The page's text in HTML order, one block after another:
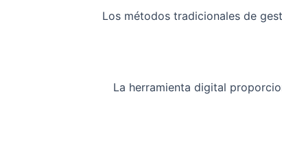
Los métodos tradicionales de
La herramienta digital